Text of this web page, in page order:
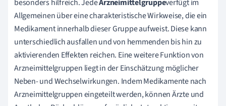
besonders hilfreich. JedeArzneimittelgruppeverfügt im
Allgemeinen über eine charakteristische Wirkweise, die ein
Medikament innerhalb dieser Gruppe aufweist. Diese kann
unterschiedlich ausfallen und von hemmenden bis hin zu
aktivierenden Effekten reichen. Eine weitere Funktion von
Arzneimittelgruppen liegt in der Einschätzung möglicher
Neben- und Wechselwirkungen. Indem Medikamente nach
Arzneimittelgruppen eingeteilt werden, können Ärzte und